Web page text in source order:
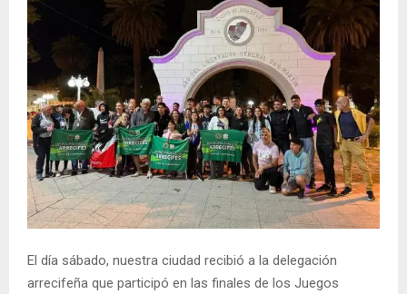
El día sábado, nuestra ciudad recibió a la delegación
arrecifeña que participó en las finales de los Juegos